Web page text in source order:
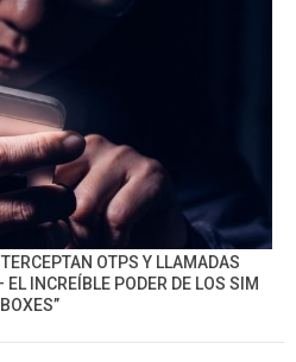
OTPS Y LLAMADAS
EL INCREÍBLE PODER DE LOS SIM
BOXES”